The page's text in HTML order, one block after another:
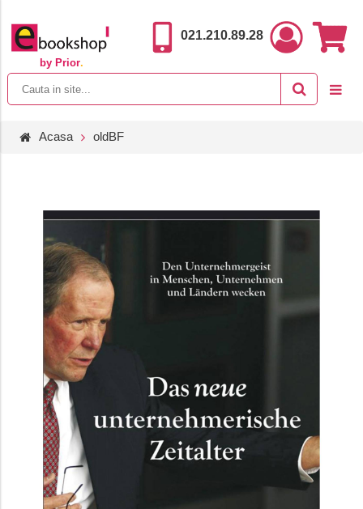
by Prior.
021.210.89.28
Acasa oldBF